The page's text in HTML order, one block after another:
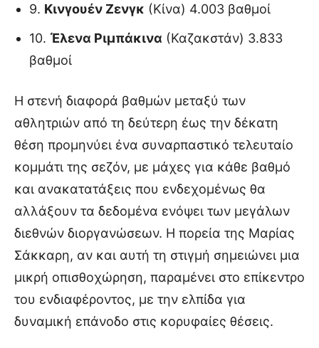
9. Κινγουέν Ζενγκ (Κίνα) 4.003 βαθμοί
10. Έλενα Ριμπάκινα (Καζακστάν) 3.833
βαθμοί
Η στενή διαφορά βαθμών μεταξύ των
αθλητριών από τη δεύτερη έως την δέκατη
θέση προμηνύει ένα συναρπαστικό τελευταίο
κομμάτι της σεζόν, με μάχες για κάθε βαθμό
και ανακατατάξεις που ενδεχομένως θα
αλλάξουν τα δεδομένα ενόψει των μεγάλων
διεθνών διοργανώσεων. Η πορεία της Μαρίας
Σάκκαρη, αν και αυτή τη στιγμή σημειώνει μια
μικρή οπισθοχώρηση, παραμένει στο επίκεντρο
του ενδιαφέροντος, με την ελπίδα για
δυναμική επάνοδο στις κορυφαίες θέσεις.